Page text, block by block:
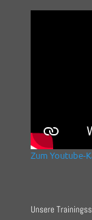
Zum Youtube-
Unsere